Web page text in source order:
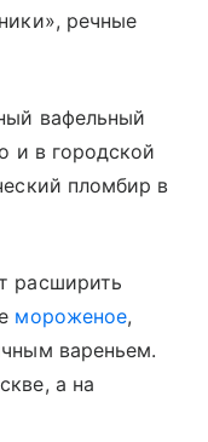
речные
вафельный
и в городской
пломбир в
расширить
мороженое,
вареньем.
а на